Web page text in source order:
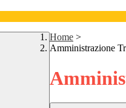
Home >
Amministrazione